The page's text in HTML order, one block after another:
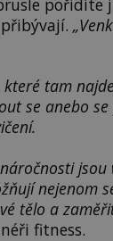
pořídíte
„
tam
se anebo
nejenom
tělo a
fitness.